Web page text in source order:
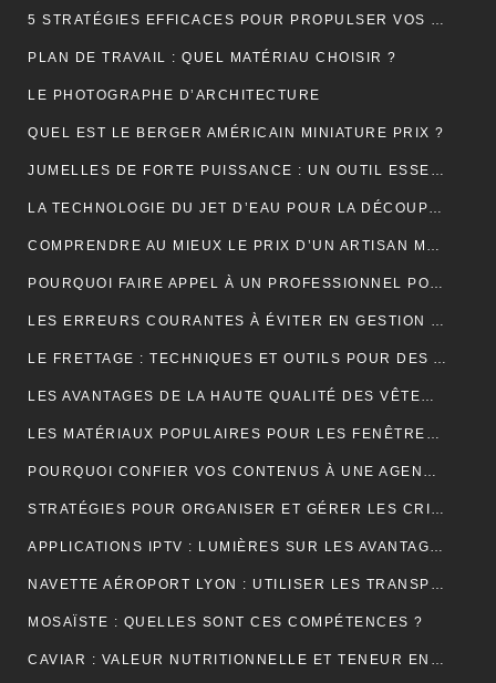
5 STRATÉGIES EFFICACES POUR PROPULSER VOS VENTES EN LIGNE
PLAN DE TRAVAIL : QUEL MATÉRIAU CHOISIR ?
LE PHOTOGRAPHE D’ARCHITECTURE
QUEL EST LE BERGER AMÉRICAIN MINIATURE PRIX ?
JUMELLES DE FORTE PUISSANCE : UN OUTIL ESSENTIEL POUR LE CAMPING
LA TECHNOLOGIE DU JET D’EAU POUR LA DÉCOUPE DES MATÉRIAUX SOLIDES
COMPRENDRE AU MIEUX LE PRIX D’UN ARTISAN MAÇON
POURQUOI FAIRE APPEL À UN PROFESSIONNEL POUR LE DÉBOUCHAGE TOILETTE YVELINES ?
LES ERREURS COURANTES À ÉVITER EN GESTION LOCATIVE ET COMMENT LES PRÉVENIR AVEC UN OUTIL EN LIGNE
LE FRETTAGE : TECHNIQUES ET OUTILS POUR DES ASSEMBLAGES PARFAITS
LES AVANTAGES DE LA HAUTE QUALITÉ DES VÊTEMENTS DE SPORT
LES MATÉRIAUX POPULAIRES POUR LES FENÊTRES DE TOIT : AVANTAGES ET INCONVÉNIENTS
POURQUOI CONFIER VOS CONTENUS À UNE AGENCE DE RÉDACTION ? LA CLÉ DU SUCCÈS EN LIGNE
STRATÉGIES POUR ORGANISER ET GÉRER LES CRISES DANS UNE ENTREPRISE
APPLICATIONS IPTV : LUMIÈRES SUR LES AVANTAGES DE LEUR UTILISATION
NAVETTE AÉROPORT LYON : UTILISER LES TRANSPORTS PUBLICS ET TAXIS
MOSAÏSTE : QUELLES SONT CES COMPÉTENCES ?
CAVIAR : VALEUR NUTRITIONNELLE ET TENEUR EN SODIUM